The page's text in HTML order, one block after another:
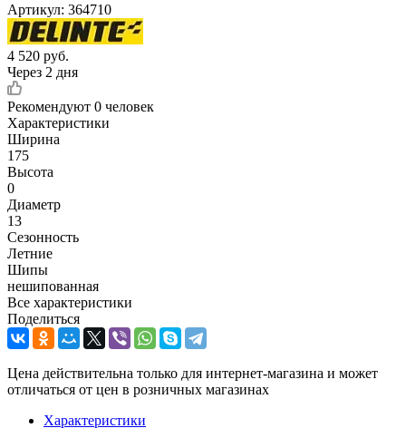
Артикул: 364710
4 520 руб.
Через 2 дня
Рекомендуют 0 человек
Характеристики
Ширина
175
Высота
0
Диаметр
13
Сезонность
Летние
Шипы
нешипованная
Все характеристики
Поделиться
Цена действительна только для интернет-магазина и может
отличаться от цен в розничных магазинах
Характеристики